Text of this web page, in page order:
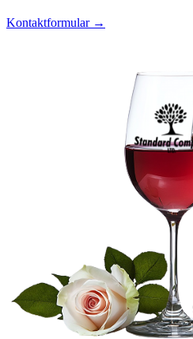
Kontaktformular →